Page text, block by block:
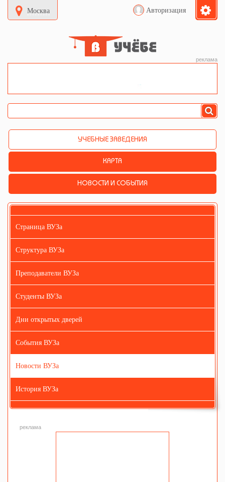
Москва Авторизация
реклама
УЧЕБНЫЕ ЗАВЕДЕНИЯ
КАРТА
НОВОСТИ И СОБЫТИЯ
Страница ВУЗа
Структура ВУЗа
Преподаватели ВУЗа
Студенты ВУЗа
Дни открытых дверей
События ВУЗа
Новости ВУЗа
История ВУЗа
реклама